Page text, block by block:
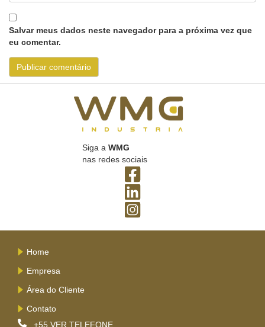
Salvar meus dados neste navegador para a próxima vez que
eu comentar.
Siga a WMG
nas redes sociais
Home
Empresa
Área do Cliente
Contato
+55 VER TELEFONE